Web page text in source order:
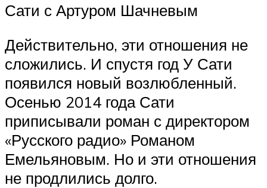
Сати с Артуром Шачневым
Действительно, эти отношения не
сложились. И спустя год У Сати
появился новый возлюбленный.
Осенью 2014 года Сати
приписывали роман с директором
«Русского радио» Романом
Емельяновым. Но и эти отношения
не продлились долго.